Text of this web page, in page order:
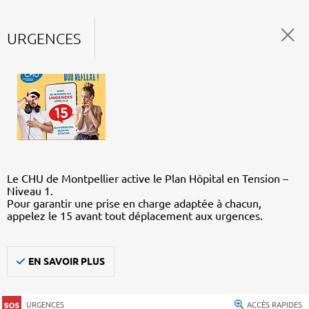
URGENCES
Le CHU de Montpellier active le Plan Hôpital en Tension –
Niveau 1.
Pour garantir une prise en charge adaptée à chacun,
appelez le 15 avant tout déplacement aux urgences.
EN SAVOIR PLUS
URGENCES ACCÈS RAPIDES